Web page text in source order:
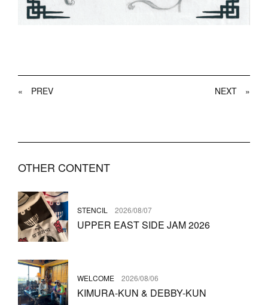
« PREV NEXT »
OTHER CONTENT
STENCIL 2026/08/07
UPPER EAST SIDE JAM 2026
WELCOME 2026/08/06
KIMURA-KUN & DEBBY-KUN